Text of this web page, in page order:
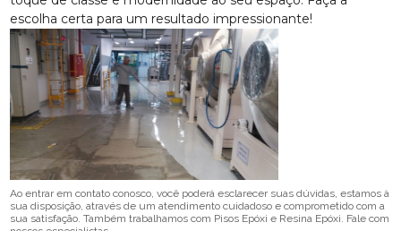
escolha certa para um resultado impressionante!
Ao entrar em contato conosco, você poderá esclarecer suas dúvidas, estamos à
sua disposição, através de um atendimento cuidadoso e comprometido com a
sua satisfação. Também trabalhamos com Pisos Epóxi e Resina Epóxi. Fale com